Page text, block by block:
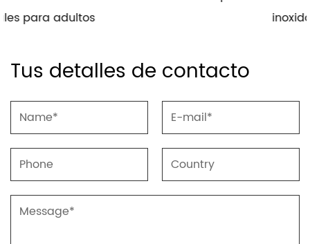
Tus detalles de contacto